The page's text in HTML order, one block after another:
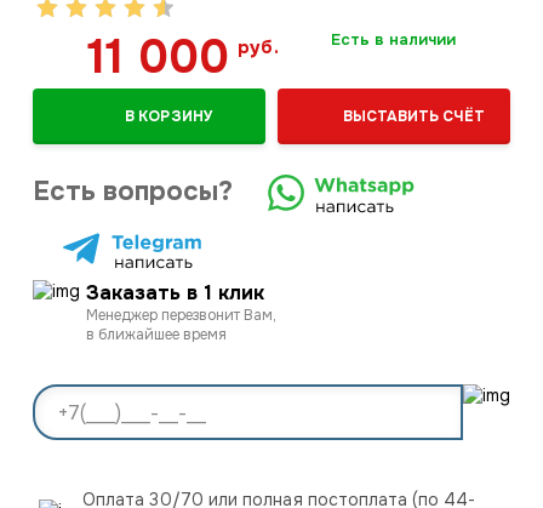
11 000руб. Есть в наличии
В КОРЗИНУ ВЫСТАВИТЬ СЧЁТ
Есть вопросы?
Заказать в 1 клик
Менеджер перезвонит Вам,
в ближайшее время
Оплата 30/70 или полная постоплата (по 44-